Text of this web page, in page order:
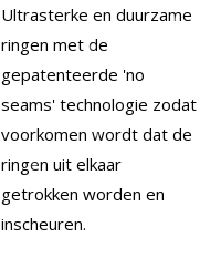
Ultrasterke en duurzame
ringen met de
gepatenteerde 'no
seams' technologie zodat
voorkomen wordt dat de
ringen uit elkaar
getrokken worden en
inscheuren.